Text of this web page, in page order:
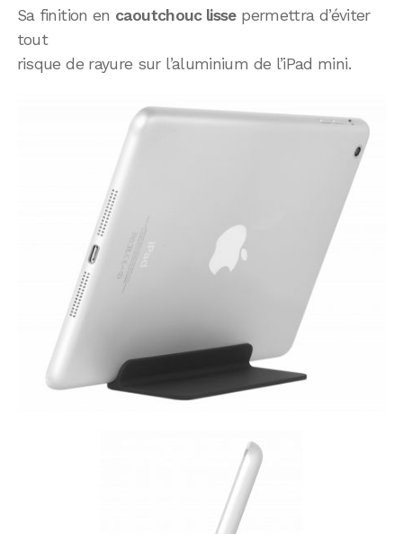
Sa finition en caoutchouc lissepermettra d’éviter
tout
risque de rayure sur l’aluminium de l’iPad mini.